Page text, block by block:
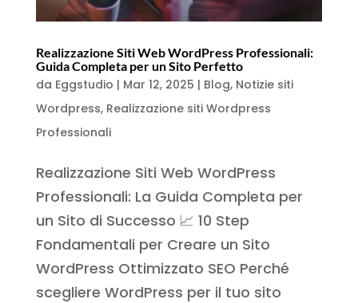
Realizzazione Siti Web WordPress Professionali:
Guida Completa per un Sito Perfetto
da Eggstudio | Mar 12, 2025 | Blog, Notizie siti
Wordpress, Realizzazione siti Wordpress
Professionali
Realizzazione Siti Web WordPress
Professionali: La Guida Completa per
un Sito di Successo 📈 10 Step
Fondamentali per Creare un Sito
WordPress Ottimizzato SEO Perché
scegliere WordPress per il tuo sito